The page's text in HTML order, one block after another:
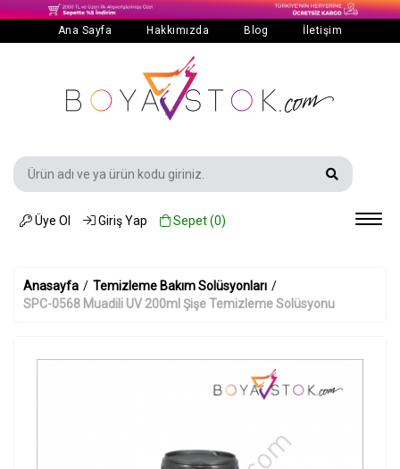
Ana Sayfa Hakkımızda Blog İletişim
Üye Ol Giriş Yap Sepet (0)
Anasayfa / Temizleme Bakım Solüsyonları /
SPC-0568 Muadili UV 200ml Şişe Temizleme Solüsyonu